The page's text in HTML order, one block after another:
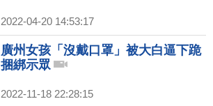
2022-04-20 14:53:17
廣州女孩「沒戴口罩」被大白逼下跪
捆綁示眾
2022-11-18 22:28:15